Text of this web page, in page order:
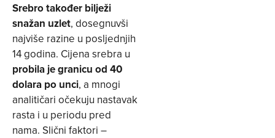
Srebro također bilježi
snažan uzlet, dosegnuvši
najviše razine u posljednjih
14 godina. Cijena srebra u
probila je granicu od 40
dolara po unci, a mnogi
analitičari očekuju nastavak
rasta i u periodu pred
nama. Slični faktori –